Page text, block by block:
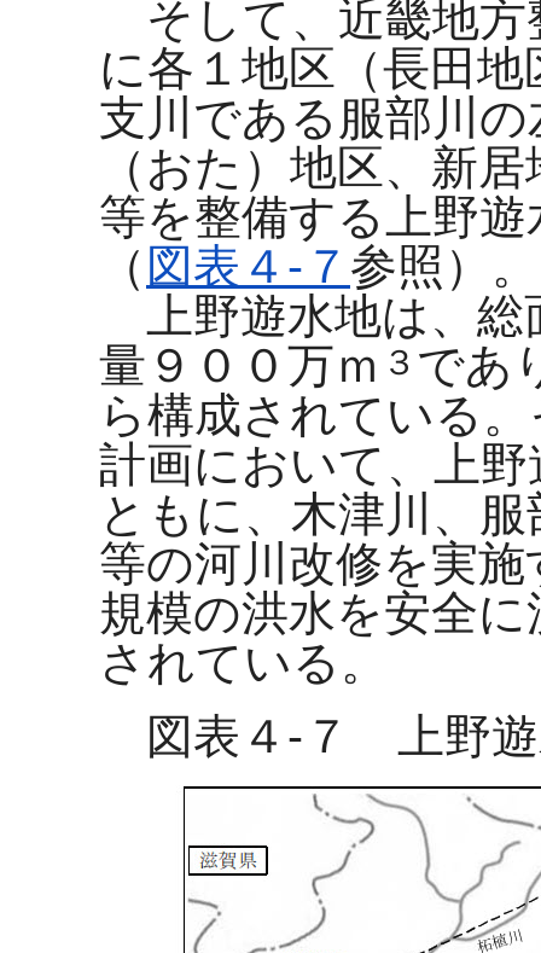
そして、近畿地方
に各１地区（長田
支川である服部川
（おた）地区、新
等を整備する上野
（ 図表４-７ 参照）。
上野遊水地は、総
量９００万ｍ ３ であ
ら構成されている
計画において、上
ともに、木津川、
等の河川改修を実
規模の洪水を安全
されている。
図表４-７ 上野遊